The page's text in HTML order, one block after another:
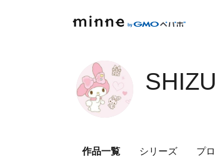
作品一覧 シリーズ プ